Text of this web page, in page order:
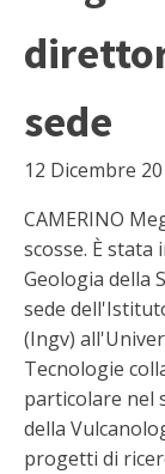
sede
12 Dicembre
CAMERINO
scosse. È
Geologia della
sede
(Ingv)
Tecnologie
particolare nel
della
progetti di